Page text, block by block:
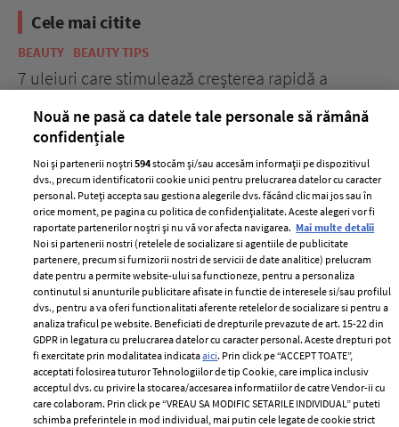
Cele mai citite
BEAUTY BEAUTY TIPS
7 uleiuri care stimulează creșterea rapidă a
ELLE Style Awards
2024
Despre ELLE
Romania
Contact
Abonamente
Termeni si conditii
Politica de
confidențialitate
Politica de cookies
Publicitate
Nouă ne pasă ca datele tale personale să rămână
confidențiale
Noi și partenerii noștri594stocăm și/sau accesăm informații pe dispozitivul
dvs., precum identificatorii cookie unici pentru prelucrarea datelor cu caracter
personal. Puteți accepta sau gestiona alegerile dvs. făcând clic mai jos sau în
orice moment, pe pagina cu politica de confidențialitate. Aceste alegeri vor fi
raportate partenerilor noștri și nu vă vor afecta navigarea. Mai multe detalii
Noi si partenerii nostri (retelele de socializare si agentiile de publicitate
partenere, precum si furnizorii nostri de servicii de date analitice) prelucram
date pentru a permite website-ului sa functioneze, pentru a personaliza
continutul si anunturile publicitare afisate in functie de interesele si/sau profilul
dvs., pentru a va oferi functionalitati aferente retelelor de socializare si pentru a
analiza traficul pe website. Beneficiati de drepturile prevazute de art. 15-22 din
GDPR in legatura cu prelucrarea datelor cu caracter personal. Aceste drepturi pot
fi exercitate prin modalitatea indicataaici. Prin click pe “ACCEPT TOATE”,
acceptati folosirea tuturor Tehnologiilor de tip Cookie, care implica inclusiv
acceptul dvs. cu privire la stocarea/accesarea informatiilor de catre Vendor-ii cu
care colaboram. Prin click pe “VREAU SA MODIFIC SETARILE INDIVIDUAL” puteti
schimba preferintele in mod individual, mai putin cele legate de cookie strict